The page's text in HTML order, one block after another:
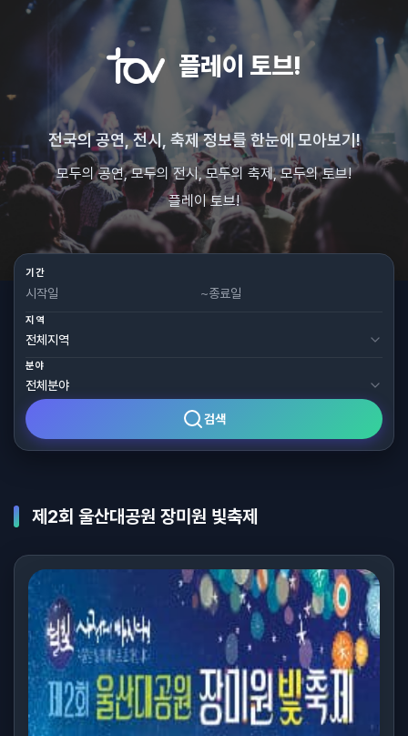
플레이 토브!
전국의 공연, 전시, 축제 정보를 한눈에 모아보기!
모두의 공연, 모두의 전시, 모두의 축제, 모두의 토브!
플레이 토브!
기간
~
지역
분야
검색
제2회 울산대공원 장미원 빛축제